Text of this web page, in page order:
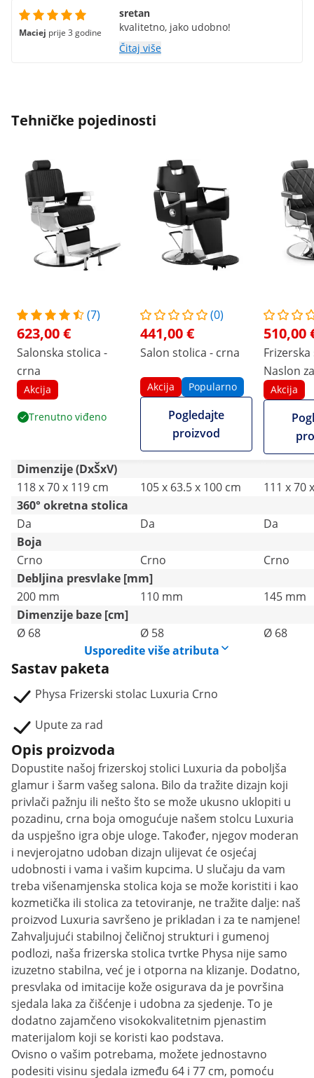
Maciej prije 3 godine
sretan
kvalitetno, jako udobno!
Čitaj više
Tehničke pojedinosti
(7)
623,00 €
Salonska stolica -
crna
Akcija
Trenutno viđeno
(0)
441,00 €
Salon stolica - crna
Akcija Popularno
Pogledajte
proizvod
510,00
Naslon
noge -
noge -
150 kg -
Akcija
Dimenzije (DxŠxV)
118 x 70 x 119 cm
105 x 63.5 x 100 cm
111 x 70
360° okretna stolica
Da
Da
Da
Boja
Crno
Crno
Crno
Debljina presvlake [mm]
200 mm
110 mm
145 mm
Dimenzije baze [cm]
Ø 68
Ø 58
Ø 68
Usporedite više atributa
Sastav paketa
Physa Frizerski stolac Luxuria Crno
Upute za rad
Opis proizvoda
Dopustite našoj frizerskoj stolici Luxuria da poboljša
glamur i šarm vašeg salona. Bilo da tražite dizajn koji
privlači pažnju ili nešto što se može ukusno uklopiti u
pozadinu, crna boja omogućuje našem stolcu Luxuria
da uspješno igra obje uloge. Također, njegov moderan
i nevjerojatno udoban dizajn ulijevat će osjećaj
udobnosti i vama i vašim kupcima. U slučaju da vam
treba višenamjenska stolica koja se može koristiti i kao
kozmetička ili stolica za tetoviranje, ne tražite dalje: naš
proizvod Luxuria savršeno je prikladan i za te namjene!
Zahvaljujući stabilnoj čeličnoj strukturi i gumenoj
podlozi, naša frizerska stolica tvrtke Physa nije samo
izuzetno stabilna, već je i otporna na klizanje. Dodatno,
presvlaka od imitacije kože osigurava da je površina
sjedala laka za čišćenje i udobna za sjedenje. To je
dodatno zajamčeno visokokvalitetnim pjenastim
materijalom koji se koristi kao podstava.
Ovisno o vašim potrebama, možete jednostavno
podesiti visinu sjedala između 64 i 77 cm, pomoću